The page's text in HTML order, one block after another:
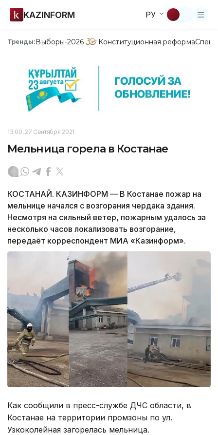
KAZINFORM РУ
Тренды:Выборы-2026 Конституционная реформа
13:00, 27 Сентября 2021
Мельница горела в Костанае
КОСТАНАЙ. КАЗИНФОРМ — В Костанае пожар на
мельнице начался с возгорания чердака здания.
Несмотря на сильный ветер, пожарным удалось за
несколько часов локализовать возгорание,
передаёт корреспондент МИА «Казинформ».
Как сообщили в пресс-службе ДЧС области, в
Костанае на территории промзоны по ул.
Узкоколейная загорелась мельница.